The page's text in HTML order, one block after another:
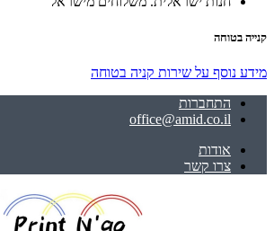
קנייה בטוחה
מידע נוסף על שירות קניה בטוחה
התחברות
office@amid.co.il
אודות
צרו קשר